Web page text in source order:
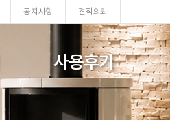
사용후기
공지사항 견적의뢰